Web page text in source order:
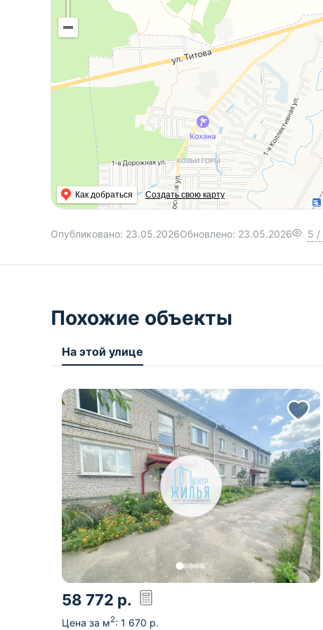
Как добраться Создать свою карту
Опубликовано: 23.05.2026Обновлено: 23.05.2026 5 /
Похожие объекты
На этой улице
58 772 р.
Цена за м2: 1 670 р.